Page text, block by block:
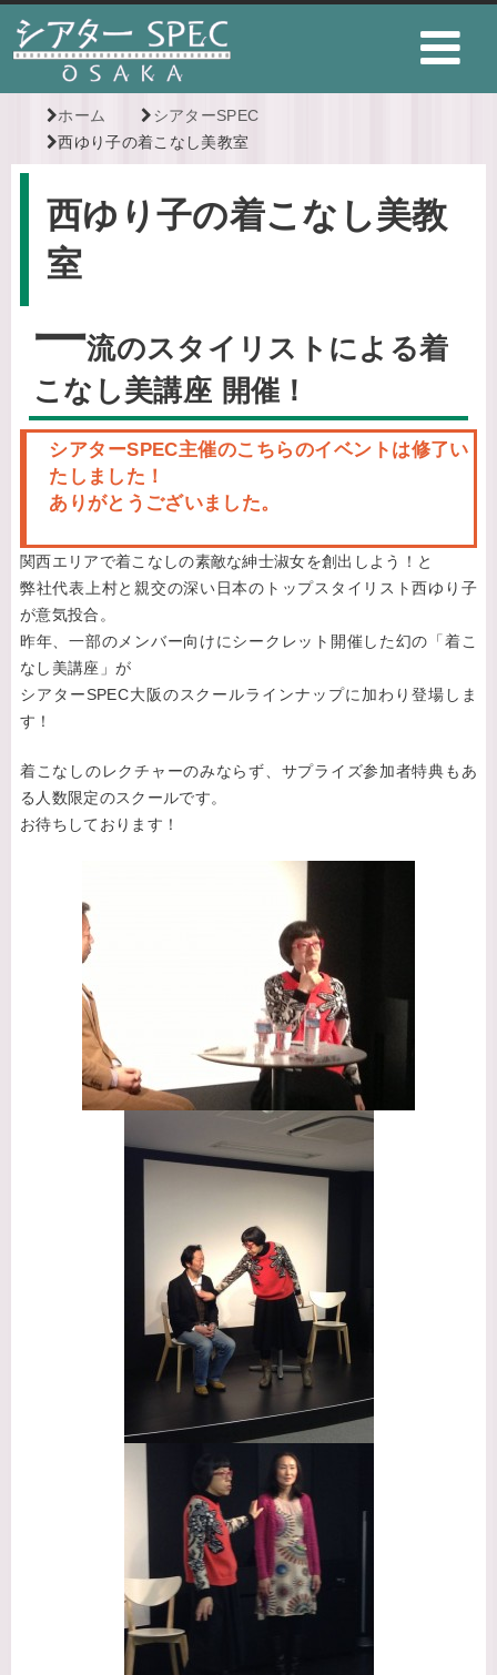
ホーム
シアターSPEC
西ゆり子の着こなし美教室
西ゆり子の着こなし美教
室
一流のスタイリストによる着
こなし美講座 開催！
シアターSPEC主催のこちらのイベントは修了い
たしました！
ありがとうございました。
関西エリアで着こなしの素敵な紳士淑女を創出しよう！と
弊社代表上村と親交の深い日本のトップスタイリスト西ゆり子
が意気投合。
昨年、一部のメンバー向けにシークレット開催した幻の「着こ
なし美講座」が
シアターSPEC大阪のスクールラインナップに加わり登場しま
す！
着こなしのレクチャーのみならず、サプライズ参加者特典もあ
る人数限定のスクールです。
お待ちしております！